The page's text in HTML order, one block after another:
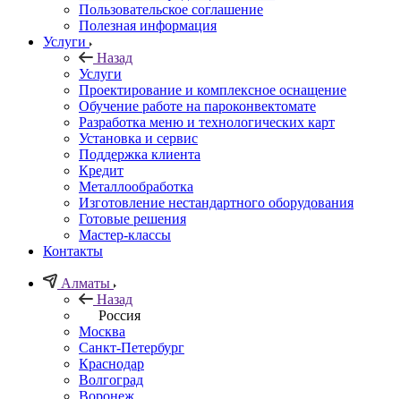
Пользовательское соглашение
Полезная информация
Услуги
Назад
Услуги
Проектирование и комплексное оснащение
Обучение работе на пароконвектомате
Разработка меню и технологических карт
Установка и сервис
Поддержка клиента
Кредит
Металлообработка
Изготовление нестандартного оборудования
Готовые решения
Мастер-классы
Контакты
Алматы
Назад
Россия
Москва
Санкт-Петербург
Краснодар
Волгоград
Воронеж